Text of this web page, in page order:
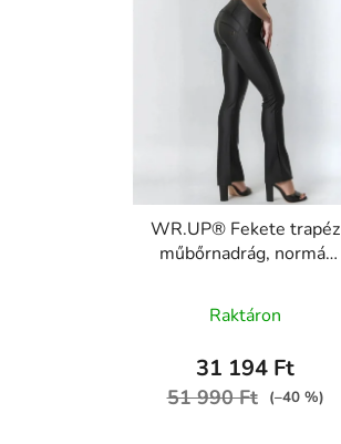
WR.UP® Fekete trapéz
műbőrnadrág, normál
WRUP47RF446, N
Raktáron
31 194 Ft
51 990 Ft (–40 %)